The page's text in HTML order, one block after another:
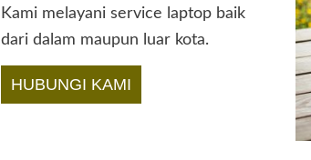
Kami melayani service laptop baik
dari dalam maupun luar kota.
HUBUNGI KAMI